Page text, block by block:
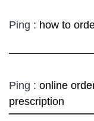
Ping : how to
Ping : online
prescription